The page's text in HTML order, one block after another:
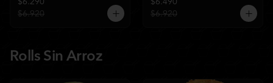
$6.290
$6.920
$6.490
$6.920
Rolls Sin Arroz